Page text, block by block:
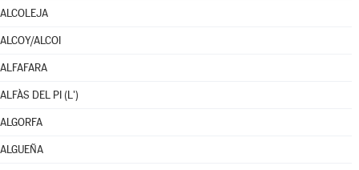
ALCOLEJA
ALCOY/ALCOI
ALFAFARA
ALFÀS DEL PI (L')
ALGORFA
ALGUEÑA